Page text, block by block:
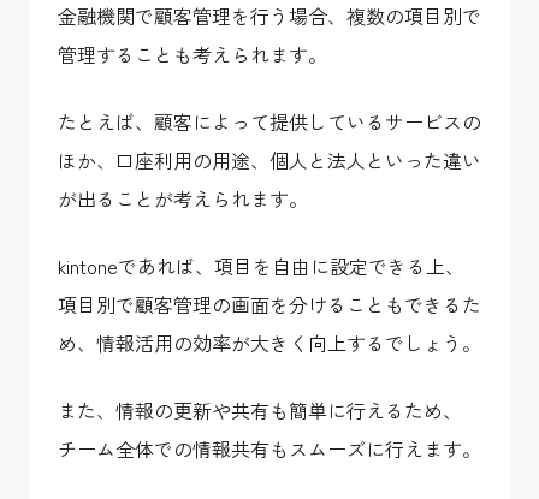
金融機関で顧客管理を行う場合、複数の項目別で
管理することも考えられます。
たとえば、顧客によって提供しているサービスの
ほか、口座利用の用途、個人と法人といった違い
が出ることが考えられます。
kintoneであれば、項目を自由に設定できる上、
項目別で顧客管理の画面を分けることもできるた
め、情報活用の効率が大きく向上するでしょう。
また、情報の更新や共有も簡単に行えるため、
チーム全体での情報共有もスムーズに行えます。